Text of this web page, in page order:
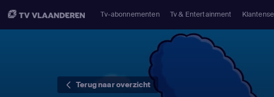
Tv-abonnementen Tv & Entertainment
Terug naar overzicht